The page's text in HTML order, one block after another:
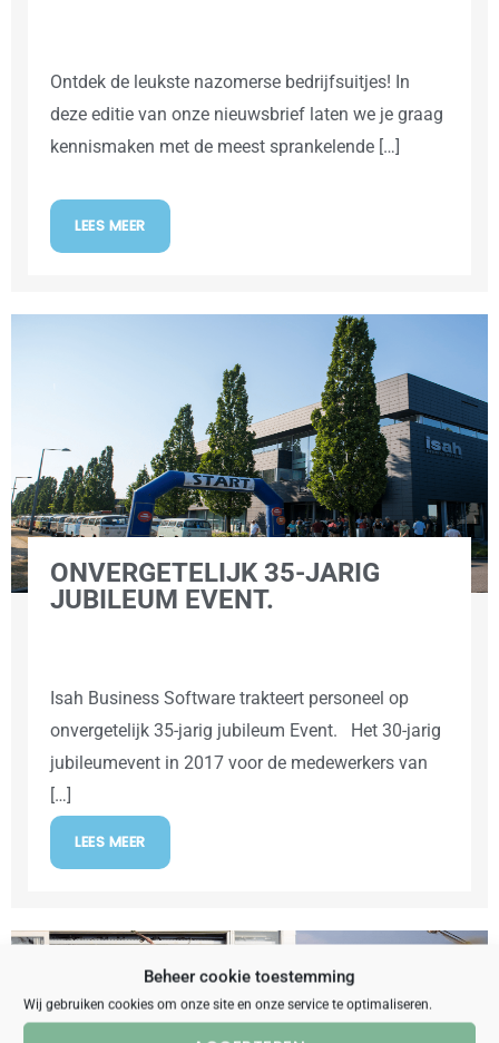
Beheer cookie toestemming
Wij gebruiken cookies om onze site en onze service te optimaliseren.
Ontdek de leukste nazomerse bedrijfsuitjes! In
deze editie van onze nieuwsbrief laten we je graag
kennismaken met de meest sprankelende […]
LEES MEER
ONVERGETELIJK 35-JARIG
JUBILEUM EVENT.
Isah Business Software trakteert personeel op
onvergetelijk 35-jarig jubileum Event. Het 30-jarig
jubileumevent in 2017 voor de medewerkers van
[…]
LEES MEER